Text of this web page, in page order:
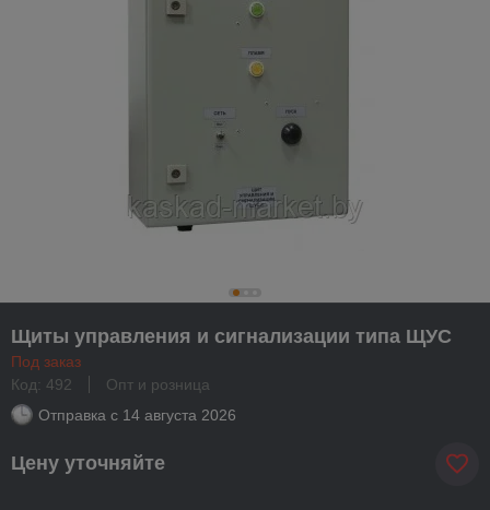
Щиты управления и сигнализации типа ЩУС
Под заказ
Код: 492
Опт и розница
Отправка с 14 августа 2026
Цену уточняйте